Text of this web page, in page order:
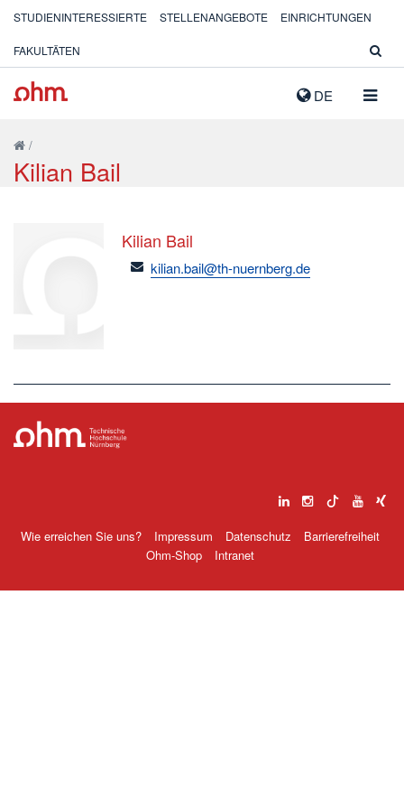
DE
STUDIENINTERESSIERTE STELLENANGEBOTE EINRICHTUNGEN
FAKULTÄTEN
/
Kilian Bail
Kilian Bail
email
kilian.bail@th-nuernberg.de
Wie erreichen Sie uns? Impressum Datenschutz
Barrierefreiheit
Ohm-Shop
Intranet